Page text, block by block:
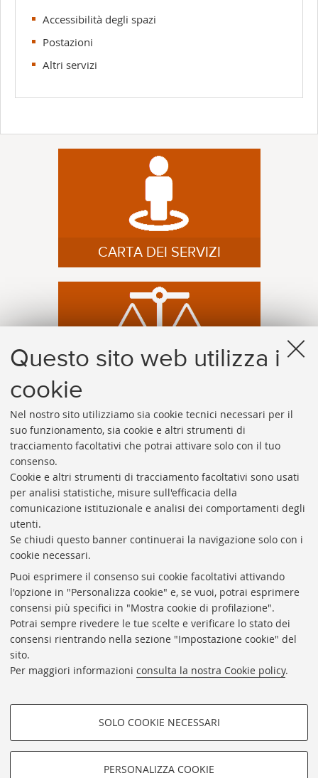
Questo sito web utilizza i
cookie
Nel nostro sito utilizziamo sia cookie tecnici necessari per il
suo funzionamento, sia cookie e altri strumenti di
tracciamento facoltativi che potrai attivare solo con il tuo
consenso.
Cookie e altri strumenti di tracciamento facoltativi sono usati
per analisi statistiche, misure sull'efficacia della
comunicazione istituzionale e analisi dei comportamenti degli
utenti.
Se chiudi questo banner continuerai la navigazione solo con i
cookie necessari.
Puoi esprimere il consenso sui cookie facoltativi attivando
l'opzione in "Personalizza cookie" e, se vuoi, potrai esprimere
consensi più specifici in "Mostra cookie di profilazione".
Potrai sempre rivedere le tue scelte e verificare lo stato dei
consensi rientrando nella sezione "Impostazione cookie" del
sito.
Per maggiori informazioni consulta la nostra Cookie policy.
COOKIE DI PROFILAZIONE -
FACOLTATIVI
SOLO COOKIE NECESSARI
PERSONALIZZA COOKIE
Accessibilità degli spazi
Postazioni
Altri servizi
CARTA DEI SERVIZI
Rubrica di Ateneo
Rss
Statistiche
Biblioteche di Ateneo
Sale studio
Carta dei servizi
Proxy
Help Desk
Informazioni sul sito e accessibilità
Impostazioni Cookie